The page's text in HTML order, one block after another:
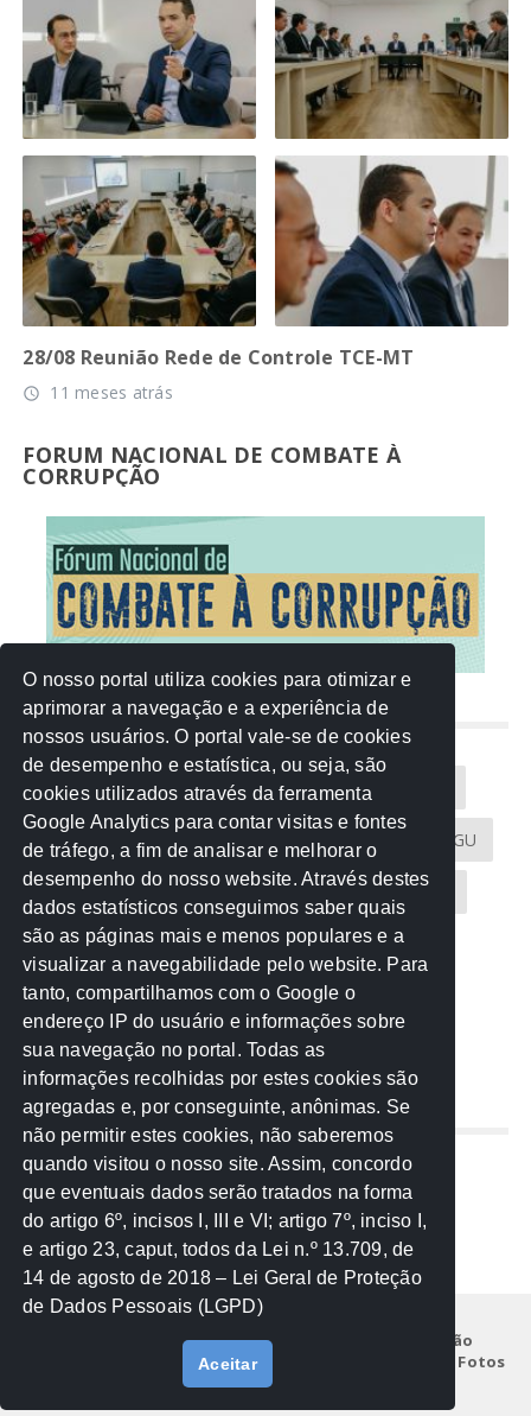
28/08 Reunião Rede de Controle TCE-MT
access_time 11 meses atrás
FORUM NACIONAL DE COMBATE À
CORRUPÇÃO
NUVEM DE TAGS
Acontece na Rede AGU AMM
Atricon Audicom CAU-MT CGU
CREA-MT Eventos MPC-MT MPE-MT
MPF Notícias PF PGE-MT PGR
Receita Federal Sem categoria
TCE-MT TCU TRE
REDE NOS ESTADOS
Mato Grosso do Sul
Paraná
Nacional
Institucional
Legislação
Notícias
Galeria de Fotos
Fale Conosco
O nosso portal utiliza cookies para otimizar e
aprimorar a navegação e a experiência de
nossos usuários. O portal vale-se de cookies
de desempenho e estatística, ou seja, são
cookies utilizados através da ferramenta
Google Analytics para contar visitas e fontes
de tráfego, a fim de analisar e melhorar o
desempenho do nosso website. Através destes
dados estatísticos conseguimos saber quais
são as páginas mais e menos populares e a
visualizar a navegabilidade pelo website. Para
tanto, compartilhamos com o Google o
endereço IP do usuário e informações sobre
sua navegação no portal. Todas as
informações recolhidas por estes cookies são
agregadas e, por conseguinte, anônimas. Se
não permitir estes cookies, não saberemos
quando visitou o nosso site. Assim, concordo
que eventuais dados serão tratados na forma
do artigo 6º, incisos I, III e VI; artigo 7º, inciso I,
e artigo 23, caput, todos da Lei n.º 13.709, de
14 de agosto de 2018 – Lei Geral de Proteção
de Dados Pessoais (LGPD)
Aceitar